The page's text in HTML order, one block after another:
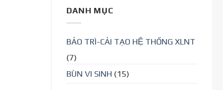
DANH MỤC
BẢO TRÌ-CẢI TẠO HỆ THỐNG XLNT
(7)
BÙN VI SINH (15)